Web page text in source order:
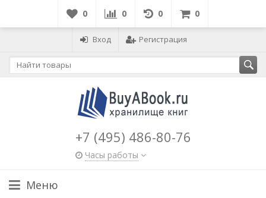
0 0 0 0
Вход Регистрация
+7 (495) 486-80-76
Часы работы
Меню